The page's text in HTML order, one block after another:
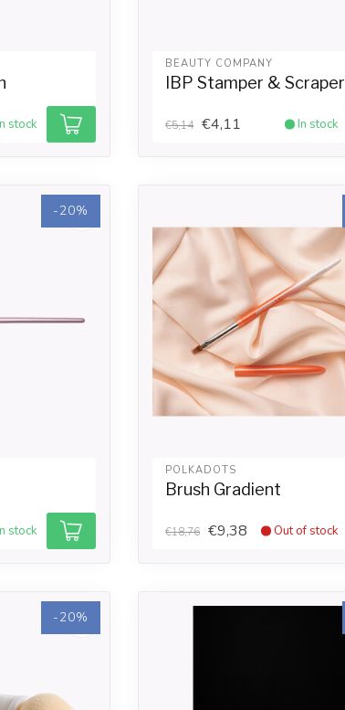
stock
BEAUTY COMPANY
IBP Stamper & Scraper
€5,14 €4,11 In stock
-20%
stock
POLKADOTS
Brush Gradient
€18,76 €9,38 Out of stock
-20%